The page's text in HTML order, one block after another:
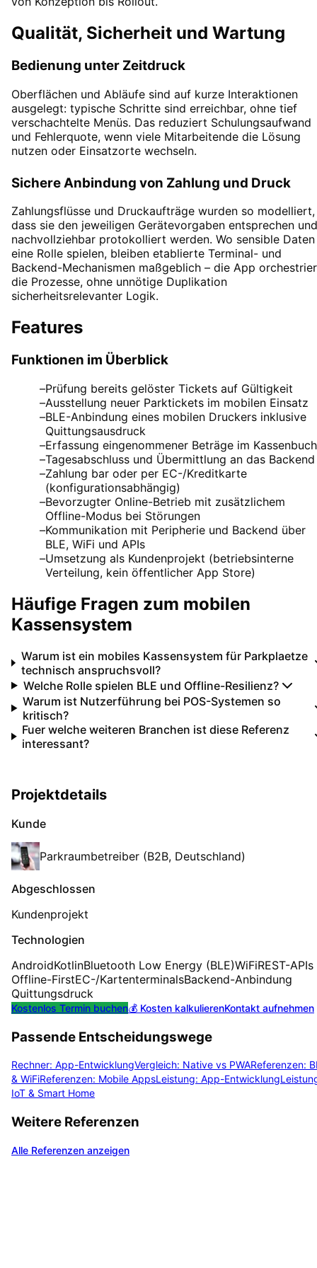
Qualität, Sicherheit und Wartung
Bedienung unter Zeitdruck
Oberflächen und Abläufe sind auf kurze Interaktionen
ausgelegt: typische Schritte sind erreichbar, ohne tief
verschachtelte Menüs. Das reduziert Schulungsaufwand
und Fehlerquote, wenn viele Mitarbeitende die Lösung
nutzen oder Einsatzorte wechseln.
Sichere Anbindung von Zahlung und Druck
Zahlungsflüsse und Druckaufträge wurden so modelliert,
dass sie den jeweiligen Gerätevorgaben entsprechen und
nachvollziehbar protokolliert werden. Wo sensible Daten
eine Rolle spielen, bleiben etablierte Terminal- und
Backend-Mechanismen maßgeblich – die App
die Prozesse, ohne unnötige Duplikation
sicherheitsrelevanter Logik.
Features
Funktionen im Überblick
–Prüfung bereits gelöster Tickets auf Gültigkeit
–Ausstellung neuer Parktickets im mobilen Einsatz
–BLE-Anbindung eines mobilen Druckers inklusive
Quittungsausdruck
–Erfassung eingenommener Beträge im Kassenbuch
–Tagesabschluss und Übermittlung an das Backend
–Zahlung bar oder per EC-/Kreditkarte
(konfigurationsabhängig)
–Bevorzugter Online-Betrieb mit zusätzlichem
Offline-Modus bei Störungen
–Kommunikation mit Peripherie und Backend über
BLE, WiFi und APIs
–Umsetzung als Kundenprojekt (betriebsinterne
Verteilung, kein öffentlicher App Store)
Häufige Fragen zum mobilen
Kassensystem
Warum ist ein mobiles Kassensystem für Parkplaetze
technisch anspruchsvoll?
Welche Rolle spielen BLE und Offline-Resilienz?
Warum ist Nutzerführung bei POS-Systemen so
kritisch?
Fuer welche weiteren Branchen ist diese Referenz
interessant?
Projektdetails
Kunde
Parkraumbetreiber (B2B, Deutschland)
Abgeschlossen
Kundenprojekt
Technologien
AndroidKotlinBluetooth Low Energy (BLE)WiFiREST-APIs
Offline-FirstEC-/KartenterminalsBackend-Anbindung
Quittungsdruck
Kostenlos Termin buchen💰 Kosten kalkulierenKontakt aufnehmen
Passende Entscheidungswege
Rechner: App-EntwicklungVergleich: Native vs PWAReferenzen:
& WiFiReferenzen: Mobile AppsLeistung: App-Entwicklung
IoT & Smart Home
Weitere Referenzen
Alle Referenzen anzeigen